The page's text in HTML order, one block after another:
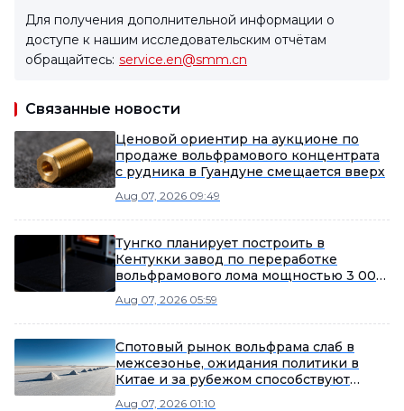
Для получения дополнительной информации о
доступе к нашим исследовательским отчётам
обращайтесь: service.en@smm.cn
Связанные новости
Ценовой ориентир на аукционе по
продаже вольфрамового концентрата
с рудника в Гуандуне смещается вверх
Aug 07, 2026 09:49
Тунгко планирует построить в
Кентукки завод по переработке
вольфрамового лома мощностью 3 000
государственных субсидий
Aug 07, 2026 05:59
Спотовый рынок вольфрама слаб в
межсезонье, ожидания политики в
Китае и за рубежом способствуют
Aug 07, 2026 01:10